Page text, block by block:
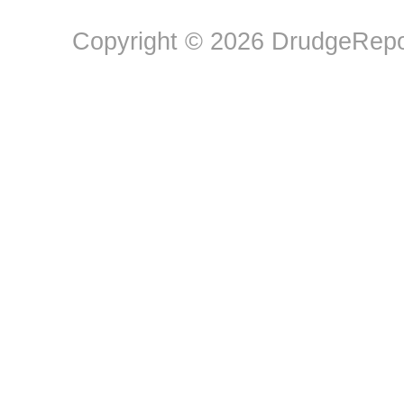
Copyright © 2026